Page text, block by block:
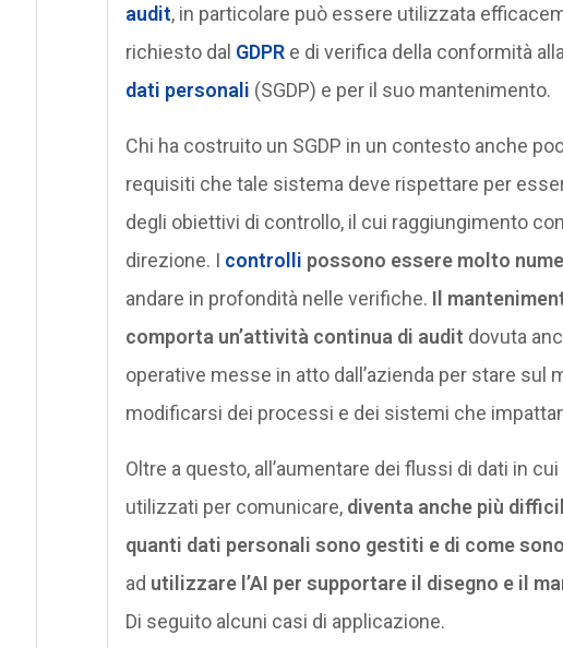
audit, in particolare può essere utilizzata
richiesto dal GDPRe di verifica della conformità
dati personali (SGDP) e per il suo mantenimento.
Chi ha costruito un SGDP in un contesto anche
requisiti che tale sistema deve rispettare per
degli obiettivi di controllo, il cui raggiungimento
direzione. I controlli possono essere molto
andare in profondità nelle verifiche. Il
comporta un’attività continua di audit dovuta
operative messe in atto dall’azienda per stare sul
modificarsi dei processi e dei sistemi che
Oltre a questo, all’aumentare dei flussi di dati in
utilizzati per comunicare, diventa anche più
quanti dati personali sono gestiti e di come
ad utilizzare l’AI per supportare il disegno e il
Di seguito alcuni casi di applicazione.